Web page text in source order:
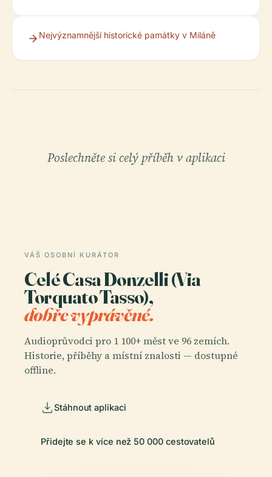
Nejvýznamnější historické památky v Miláně
Poslechněte si celý příběh v aplikaci
VÁŠ OSOBNÍ KURÁTOR
Celé Casa Donzelli (Via
Torquato Tasso),
dobře vyprávěné.
Audioprůvodci pro 1 100+ měst ve 96 zemích.
Historie, příběhy a místní znalosti — dostupné
offline.
Stáhnout aplikaci
Přidejte se k více než 50 000 cestovatelů